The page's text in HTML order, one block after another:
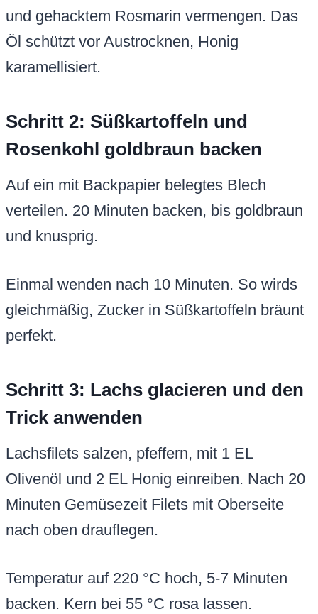
und gehacktem Rosmarin vermengen. Das
Öl schützt vor Austrocknen, Honig
karamellisiert.
Schritt 2: Süßkartoffeln und
Rosenkohl goldbraun backen
Auf ein mit Backpapier belegtes Blech
verteilen. 20 Minuten backen, bis goldbraun
und knusprig.
Einmal wenden nach 10 Minuten. So wirds
gleichmäßig, Zucker in Süßkartoffeln bräunt
perfekt.
Schritt 3: Lachs glacieren und den
Trick anwenden
Lachsfilets salzen, pfeffern, mit 1 EL
Olivenöl und 2 EL Honig einreiben. Nach 20
Minuten Gemüsezeit Filets mit Oberseite
nach oben drauflegen.
Temperatur auf 220 °C hoch, 5-7 Minuten
backen. Kern bei 55 °C rosa lassen.